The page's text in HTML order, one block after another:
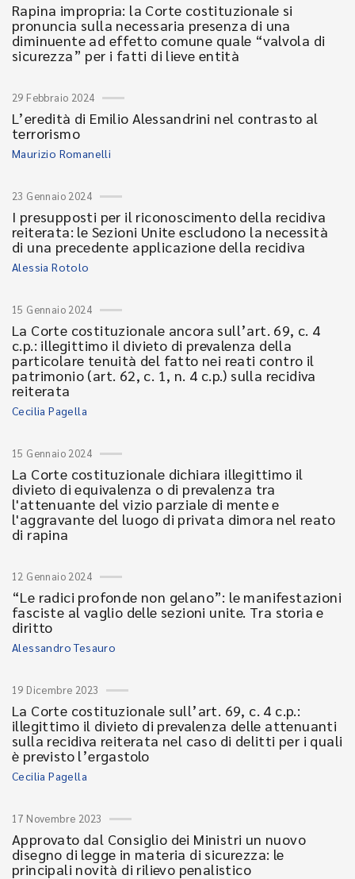
Rapina impropria: la Corte costituzionale si
pronuncia sulla necessaria presenza di una
diminuente ad effetto comune quale “valvola di
sicurezza” per i fatti di lieve entità
29 Febbraio 2024
L’eredità di Emilio Alessandrini nel contrasto al
terrorismo
Maurizio Romanelli
23 Gennaio 2024
I presupposti per il riconoscimento della recidiva
reiterata: le Sezioni Unite escludono la necessità
di una precedente applicazione della recidiva
Alessia Rotolo
15 Gennaio 2024
La Corte costituzionale ancora sull’art. 69, c. 4
c.p.: illegittimo il divieto di prevalenza della
particolare tenuità del fatto nei reati contro il
patrimonio (art. 62, c. 1, n. 4 c.p.) sulla recidiva
reiterata
Cecilia Pagella
15 Gennaio 2024
La Corte costituzionale dichiara illegittimo il
divieto di equivalenza o di prevalenza tra
l'attenuante del vizio parziale di mente e
l'aggravante del luogo di privata dimora nel reato
di rapina
12 Gennaio 2024
“Le radici profonde non gelano”: le manifestazioni
fasciste al vaglio delle sezioni unite. Tra storia e
diritto
Alessandro Tesauro
19 Dicembre 2023
La Corte costituzionale sull’art. 69, c. 4 c.p.:
illegittimo il divieto di prevalenza delle attenuanti
sulla recidiva reiterata nel caso di delitti per i quali
è previsto l’ergastolo
Cecilia Pagella
17 Novembre 2023
Approvato dal Consiglio dei Ministri un nuovo
disegno di legge in materia di sicurezza: le
principali novità di rilievo penalistico